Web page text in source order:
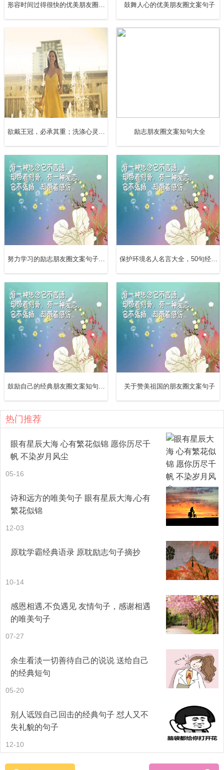
"从小就被教育
做人要礼尚往来
所以我喜欢你
你就得喜欢我"
我爱喝矿泉水，奇怪的是每次去超市买水，在饮料冰柜选半
天犹豫不决还是会拿一瓶矿泉水，就好像是外面遇到的人再
多，绕了一个山路十八弯，心底还是你。
"我愿与你
四海三山二心一生"
鼓舞人心的优美朋友圈文案句子
欲戴王冠，必承其重；洗涤心灵的励志朋友圈文案句子，获赞无数 励志朋友圈文案知句大全
努力学习的励志朋友圈文案句子70句 保护环境名人名言大全，50句经典保护环境的朋友圈文案句子
鼓励自己的经典朋友圈文案知句100句 关于赞美祖国的朋友圈文案句子
热门推荐
眼有星辰大海 心有繁花似锦 愿你历尽千
帆 不染岁月风尘
05-16
诗和远方的唯美句子 眼有星辰大海,心有
繁花似锦
12-03
原耽学霸经典语录 原耽励志句子摘抄
10-14
感恩相遇,不负遇见 友情句子，感谢相遇
的唯美句子
07-27
余生看淡一切善待自己的说说 送给自己
的经典短句
05-20
别人诋毁自己回击的经典句子 怼人又不
失礼貌的句子
12-10